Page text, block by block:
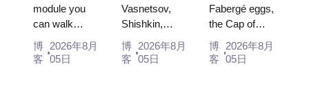
俄罗斯最大
的太空展览
馆内景
module you
can walk
through, the
Energia–
博
客
2026年8月
05日
此安排行程
的画作
Vasnetsov,
Shishkin,
Vrubel, Serov
and Surikov
博
客
2026年8月
05日
彩蛋、宝座
与加冕礼服
Fabergé eggs,
the Cap of
Monomakh,
the double
博
客
2026年8月
05日